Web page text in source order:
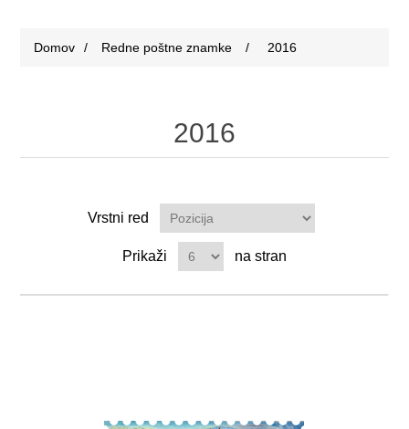
Domov / Redne poštne znamke / 2016
2016
Vrstni red
Prikaži na stran